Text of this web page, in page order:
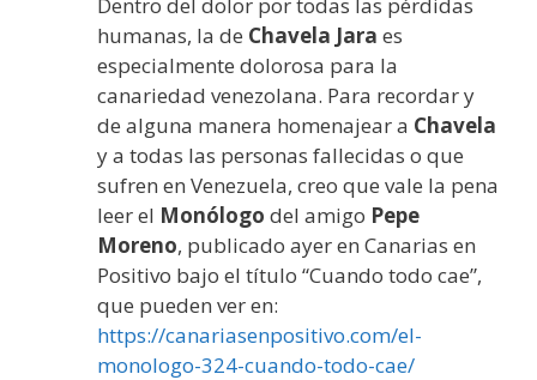
humanas, la de Chavela Jara es
especialmente dolorosa para la
canariedad venezolana. Para recordar y
de alguna manera homenajear a Chavela
y a todas las personas fallecidas o que
sufren en Venezuela, creo que vale la pena
leer el Monólogo del amigo Pepe
Moreno, publicado ayer en Canarias en
Positivo bajo el título “Cuando todo cae”,
que pueden ver en:
https://canariasenpositivo.com/el-
monologo-324-cuando-todo-cae/